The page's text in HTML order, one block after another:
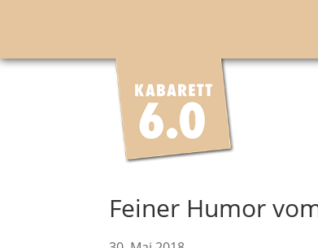
Feiner Humor